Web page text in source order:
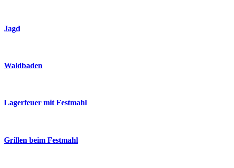
Jagd
Waldbaden
Lagerfeuer mit Festmahl
Grillen beim Festmahl